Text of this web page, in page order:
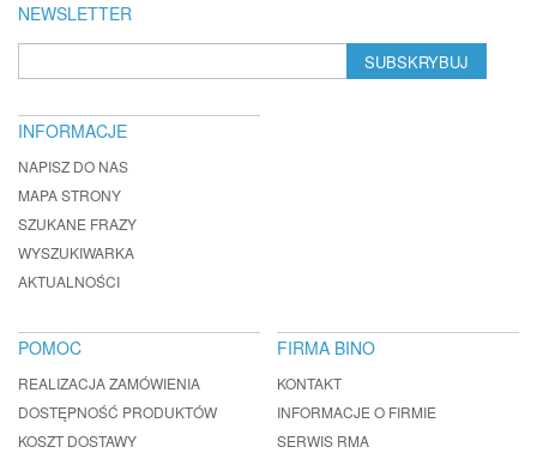
NEWSLETTER
SUBSKRYBUJ
INFORMACJE
NAPISZ DO NAS
MAPA STRONY
SZUKANE FRAZY
WYSZUKIWARKA
AKTUALNOŚCI
POMOC
REALIZACJA ZAMÓWIENIA
DOSTĘPNOŚĆ PRODUKTÓW
KOSZT DOSTAWY
FIRMA BINO
KONTAKT
INFORMACJE O FIRMIE
SERWIS RMA